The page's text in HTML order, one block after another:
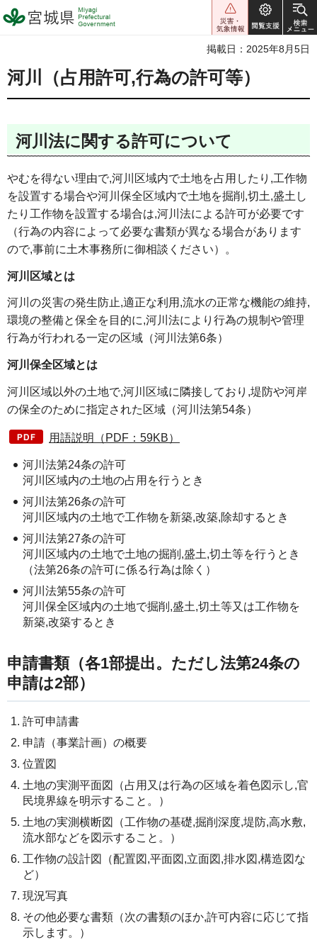
宮城県 Miyagi Prefectural
Government
掲載日：2025年8月5日
河川（占用許可,行為の許可等）
河川法に関する許可について
やむを得ない理由で,河川区域内で土地を占用したり,工作物
を設置する場合や河川保全区域内で土地を掘削,切土,盛土し
たり工作物を設置する場合は,河川法による許可が必要です
（行為の内容によって必要な書類が異なる場合があります
ので,事前に土木事務所に御相談ください）。
河川区域とは
河川の災害の発生防止,適正な利用,流水の正常な機能の維持,
環境の整備と保全を目的に,河川法により行為の規制や管理
行為が行われる一定の区域（河川法第6条）
河川保全区域とは
河川区域以外の土地で,河川区域に隣接しており,堤防や河岸
の保全のために指定された区域（河川法第54条）
用語説明（PDF：59KB）
河川法第24条の許可
河川区域内の土地の占用を行うとき
河川法第26条の許可
河川区域内の土地で工作物を新築,改築,除却するとき
河川法第27条の許可
河川区域内の土地で土地の掘削,盛土,切土等を行うとき
（法第26条の許可に係る行為は除く）
河川法第55条の許可
河川保全区域内の土地で掘削,盛土,切土等又は工作物を
新築,改築するとき
申請書類（各1部提出。ただし法第24条の
申請は2部）
許可申請書
申請（事業計画）の概要
位置図
土地の実測平面図（占用又は行為の区域を着色図示し,官
民境界線を明示すること。）
土地の実測横断図（工作物の基礎,掘削深度,堤防,高水敷,
流水部などを図示すること。）
工作物の設計図（配置図,平面図,立面図,排水図,構造図な
ど）
現況写真
その他必要な書類（次の書類のほか,許可内容に応じて指
示します。）